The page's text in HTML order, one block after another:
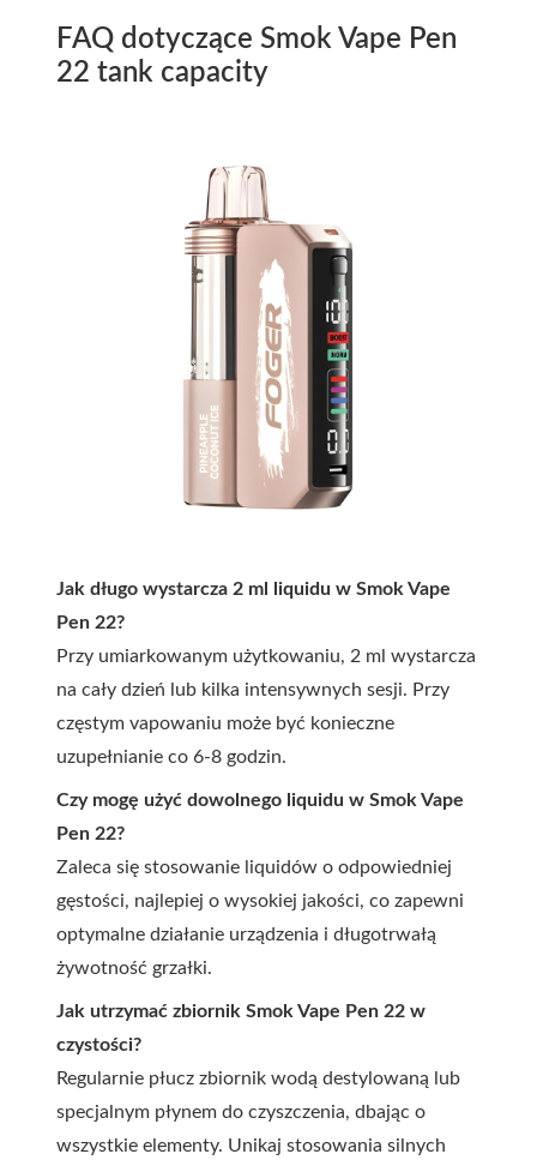
FAQ dotyczące Smok Vape Pen
22 tank capacity
Jak długo wystarcza 2 ml liquidu w Smok Vape
Pen 22?
Przy umiarkowanym użytkowaniu, 2 ml wystarcza
na cały dzień lub kilka intensywnych sesji. Przy
częstym vapowaniu może być konieczne
uzupełnianie co 6-8 godzin.
Czy mogę użyć dowolnego liquidu w Smok Vape
Pen 22?
Zaleca się stosowanie liquidów o odpowiedniej
gęstości, najlepiej o wysokiej jakości, co zapewni
optymalne działanie urządzenia i długotrwałą
żywotność grzałki.
Jak utrzymać zbiornik Smok Vape Pen 22 w
czystości?
Regularnie płucz zbiornik wodą destylowaną lub
specjalnym płynem do czyszczenia, dbając o
wszystkie elementy. Unikaj stosowania silnych